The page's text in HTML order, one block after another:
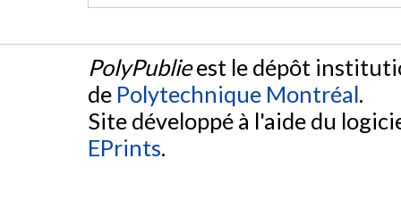
PolyPublieest le dépôt
de Polytechnique Montréal.
Site développé à l'aide du
EPrints.